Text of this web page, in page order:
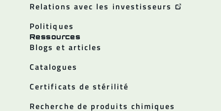
Relations avec les investisseurs
Politiques
Ressources
Blogs et articles
Catalogues
Certificats de stérilité
Recherche de produits chimiques